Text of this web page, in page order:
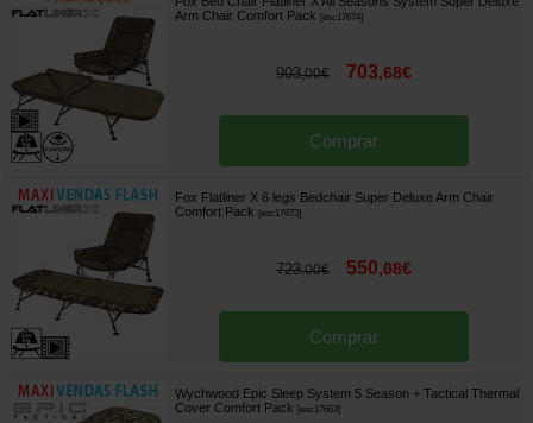
Arm Chair Comfort Pack [esc17674]
903,00€ 703,68€
Comprar
Fox Flatliner X 6 legs Bedchair Super Deluxe Arm Chair
Comfort Pack [esc17673]
723,00€ 550,08€
Comprar
Wychwood Epic Sleep System 5 Season + Tactical Thermal
Cover Comfort Pack [esc17663]